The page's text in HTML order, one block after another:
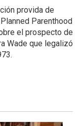
provida de
Parenthood
el prospecto de
Wade que legalizó